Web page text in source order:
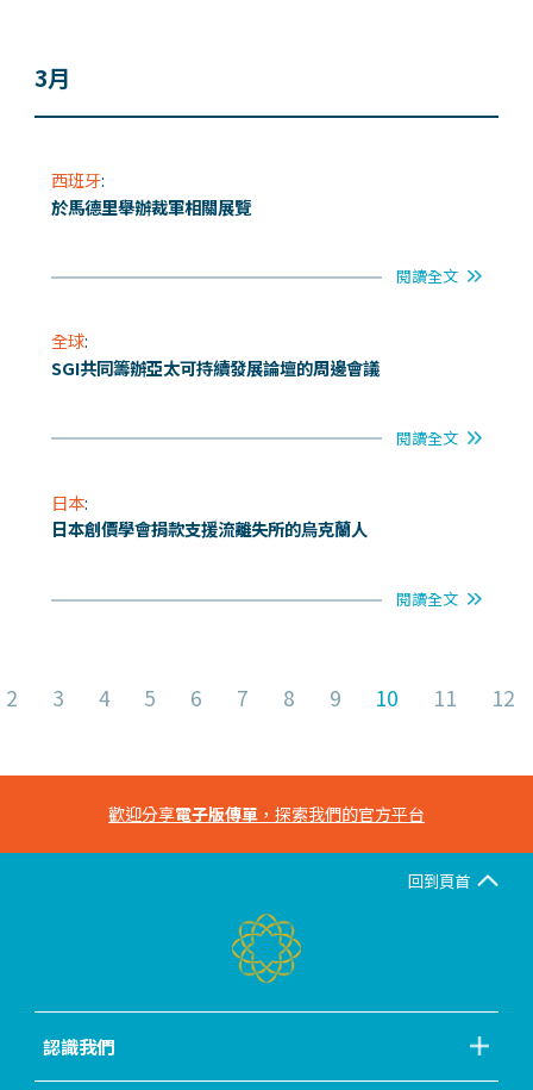
3月
西班牙:
於馬德里舉辦裁軍相關展覽
閱讀全文
全球:
SGI共同籌辦亞太可持續發展論壇的周邊會議
閱讀全文
日本:
日本創價學會捐款支援流離失所的烏克蘭人
閱讀全文
2 3 4 5 6 7 8 9 10 11 12
歡迎分享電子版傳單 ，探索我們的官方平台
回到頁首
認識我們